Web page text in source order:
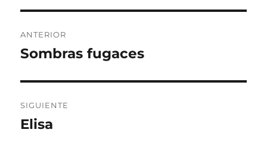
de
ANTERIOR
Entrada
Sombras fugaces
SIGUIENTE
Entrada
Elisa